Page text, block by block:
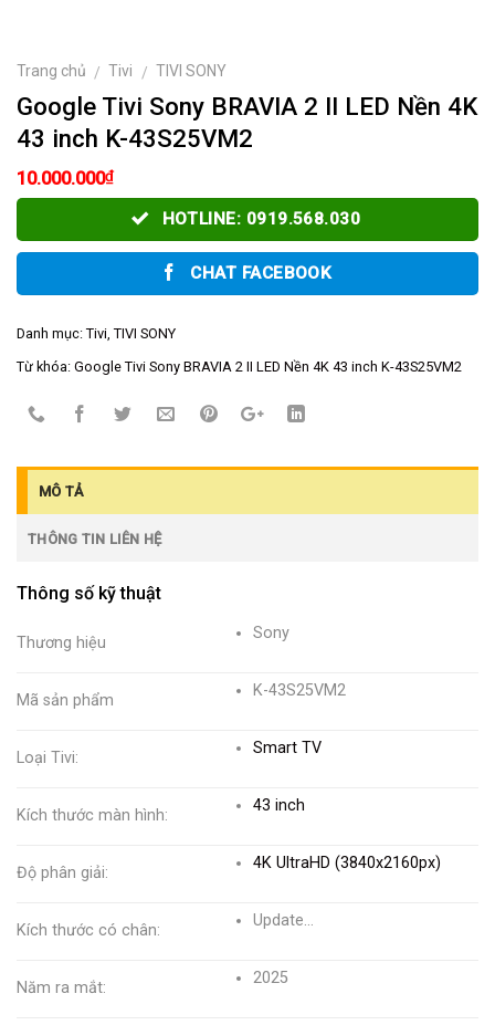
Trang chủ / Tivi / TIVI SONY
Google Tivi Sony BRAVIA 2 II LED Nền 4K
43 inch K-43S25VM2
10.000.000₫
HOTLINE: 0919.568.030
CHAT FACEBOOK
Danh mục: Tivi TIVI SONY
Từ khóa: Google Tivi Sony BRAVIA 2 II LED Nền 4K 43 inch K-43S25VM2
MÔ TẢ
THÔNG TIN LIÊN HỆ
Thông số kỹ thuật
Thương hiệu
Sony
Mã sản phẩm
K-43S25VM2
Loại Tivi:
Smart TV
Kích thước màn hình:
43 inch
Độ phân giải:
4K UltraHD (3840x2160px)
Kích thước có chân:
Update…
Năm ra mắt:
2025